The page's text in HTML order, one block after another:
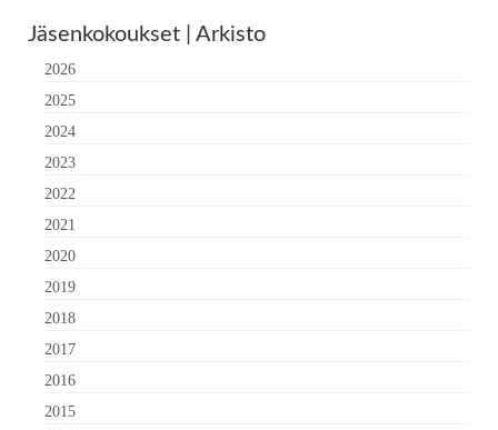
Jäsenkokoukset | Arkisto
2026
2025
2024
2023
2022
2021
2020
2019
2018
2017
2016
2015